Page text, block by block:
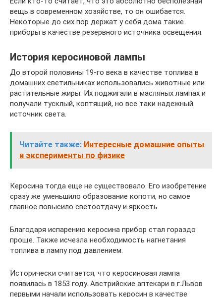
вещь в современном хозяйстве, то он ошибается.
Некоторые до сих пор держат у себя дома такие
приборы в качестве резервного источника освещения.
История керосиновой лампы
До второй половины 19-го века в качестве топлива в
домашних светильниках использовались животные или
растительные жиры. Их поджигали в масляных лампах и
получали тусклый, коптящий, но все таки надежный
источник света.
Читайте также: Интересные домашние опыты
и эксперименты по физике
Керосина тогда еще не существовало. Его изобретение
сразу же уменьшило образование копоти, но самое
главное повысило светоотдачу и яркость.
Благодаря испарению керосина прибор стал гораздо
проще. Также исчезла необходимость нагнетания
топлива в лампу под давлением.
Исторически считается, что керосиновая лампа
появилась в 1853 году. Австрийские аптекари в г.Львов
первыми начали использовать керосин в качестве